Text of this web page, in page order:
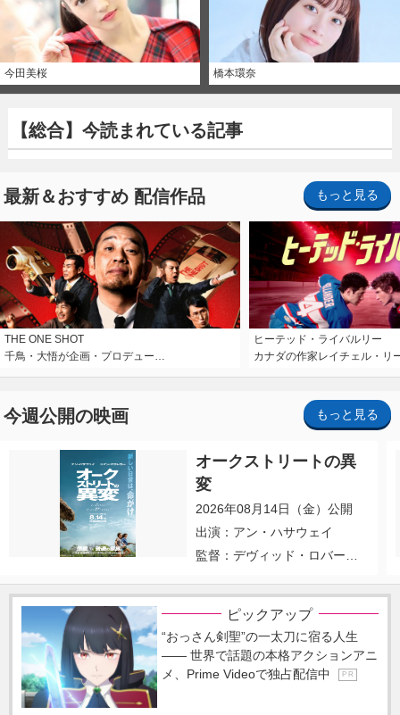
今田美桜 橋本環奈
【総合】今読まれている記事
最新＆おすすめ 配信作品 もっと見る
THE ONE SHOT
千鳥・大悟が企画・プロデュー…
ヒーテッド・ライバルリー
カナダの作家レイチェル・リ
今週公開の映画 もっと見る
オークストリートの異
変
2026年08月14日（金）公開
出演：アン・ハサウェイ
監督：デヴィッド・ロバー
ピックアップ
“おっさん剣聖”の一太刀に宿る人生
―― 世界で話題の本格アクションアニ
メ、Prime Videoで独占配信中
P R